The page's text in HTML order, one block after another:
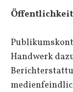
Handwerk